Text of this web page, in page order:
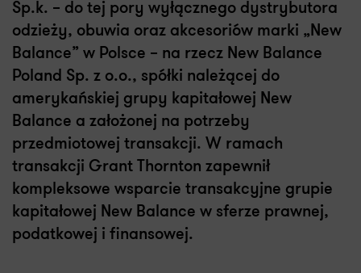
Sp.k. – do tej pory wyłącznego dystrybutora
odzieży, obuwia oraz akcesoriów marki „New
Balance” w Polsce – na rzecz New Balance
Poland Sp. z o.o., spółki należącej do
amerykańskiej grupy kapitałowej New
Balance a założonej na potrzeby
przedmiotowej transakcji. W ramach
transakcji Grant Thornton zapewnił
kompleksowe wsparcie transakcyjne grupie
kapitałowej New Balance w sferze prawnej,
podatkowej i finansowej.